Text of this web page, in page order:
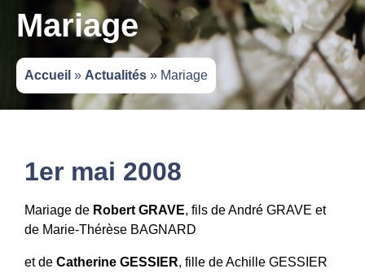
Mariage
Accueil » Actualités » Mariage
1er mai 2008
Mariage de Robert GRAVE, fils de André GRAVE et
de Marie-Thérèse BAGNARD
et de Catherine GESSIER, fille de Achille GESSIER